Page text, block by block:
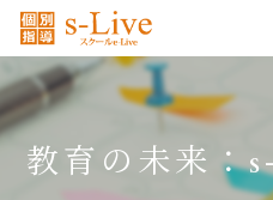
教育の未来：